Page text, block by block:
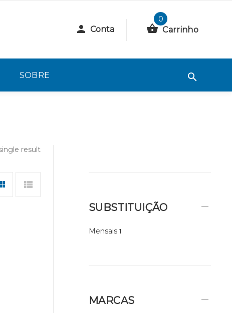
Conta
0
Carrinho
SOBRE
result
SUBSTITUIÇÃO
Mensais 1
MARCAS